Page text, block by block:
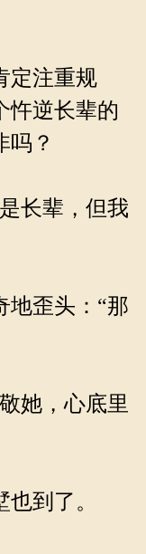
定注重规
忤逆长辈的
吗？
长辈，但我
歪头：“那
她，心底里
到了。